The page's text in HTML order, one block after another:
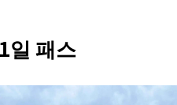
일 패스